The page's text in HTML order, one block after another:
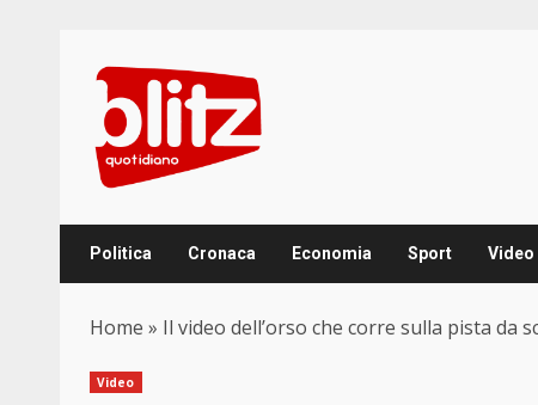
content
Politica Cronaca Economia Sport Video
Home » Il video dell’orso che corre sulla pista da
Video